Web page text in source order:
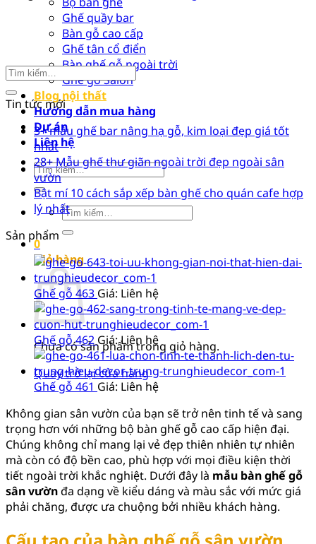
Ghế quầy bar
Bàn gỗ cao cấp
Ghế tân cổ điển
Bàn ghế gỗ ngoài trời
Ghế gỗ Salon
Blog nội thất
Hướng dẫn mua hàng
Dự án
Liên hệ
Tìm
kiếm:
Tìm
kiếm:
0
Giỏ hàng
Chưa có sản phẩm trong giỏ hàng.
Quay trở lại cửa hàng
Tin tức mới
3+ mẫu ghế bar nâng hạ gỗ, kim loại đẹp giá tốt
nhất
28+ Mẫu ghế thư giãn ngoài trời đẹp ngoài sân
vườn
Bật mí 10 cách sắp xếp bàn ghế cho quán cafe hợp
lý nhất
Sản phẩm
Ghế gỗ 463 Giá: Liên hệ
Ghế gỗ 462 Giá: Liên hệ
Ghế gỗ 461 Giá: Liên hệ
Không gian sân vườn của bạn sẽ trở nên tinh tế và sang
trọng hơn với những bộ bàn ghế gỗ cao cấp hiện đại.
Chúng không chỉ mang lại vẻ đẹp thiên nhiên tự nhiên
mà còn có độ bền cao, phù hợp với mọi điều kiện thời
tiết ngoài trời khắc nghiệt. Dưới đây là mẫu bàn ghế gỗ
sân vườnđa dạng về kiểu dáng và màu sắc với mức giá
phải chăng, được ưa chuộng bởi nhiều khách hàng.